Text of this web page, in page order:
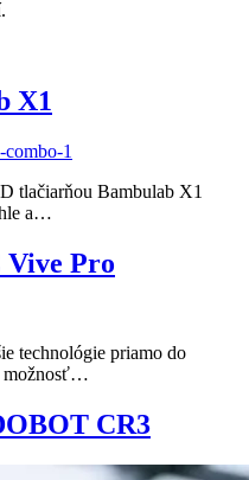
X1
tlačiarňou Bambulab X1
a…
Pro
technológie priamo do
možnosť…
CR3